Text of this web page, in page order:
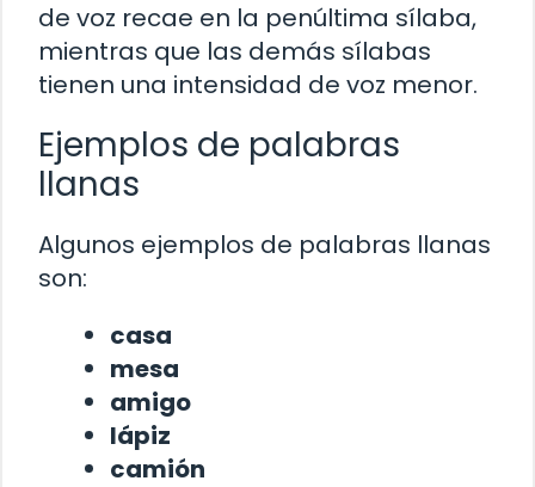
de voz recae en la penúltima sílaba,
mientras que las demás sílabas
tienen una intensidad de voz menor.
Ejemplos de palabras
llanas
Algunos ejemplos de palabras llanas
son:
casa
mesa
amigo
lápiz
camión